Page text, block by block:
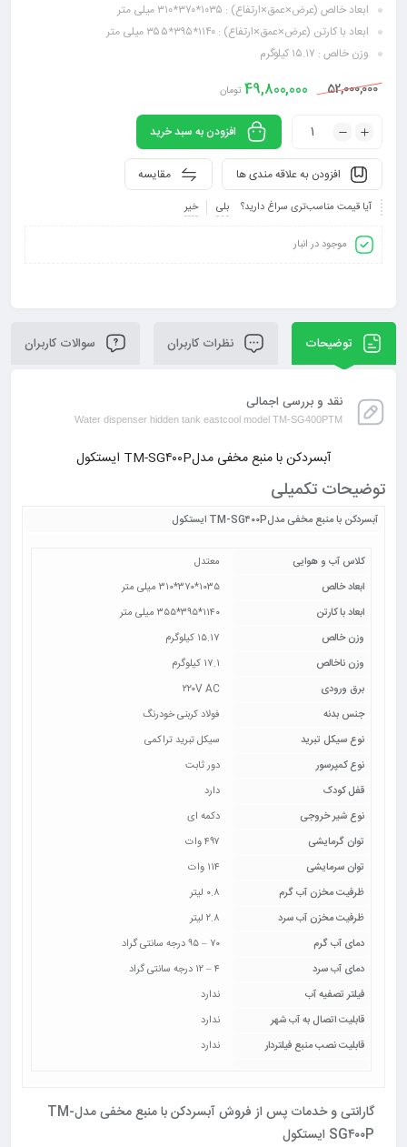
ابعاد خالص (عرض×عمق×ارتفاع) : ۱۰۳۵*۳۷۰*۳۱۰ میلی متر
ابعاد با کارتن (عرض×عمق×ارتفاع) : ۱۱۴۰*۳۹۵*۳۵۵ میلی متر
وزن خالص : ۱۵.۱۷ کیلوگرم
52,000,000
49,800,000 تومان
افزودن به سبد خرید
مقایسه افزودن به علاقه مندی ها
آیا قیمت مناسب‌تری سراغ دارید؟ بلی خیر
موجود در انبار
توضیحات نظرات کاربران سوالات کاربران
نقد و بررسی اجمالی
Water dispenser hidden tank eastcool model TM-SG400PTM
آبسردکن با منبع مخفی مدلTM-SG۴۰۰P ایستکول
توضیحات تکمیلی
آبسردکن با منبع مخفی مدلTM-SG۴۰۰P ایستکول
کلاس آب و هوایی
معتدل
ابعاد خالص
۱۰۳۵*۳۷۰*۳۱۰ میلی متر
ابعاد با کارتن
۱۱۴۰*۳۹۵*۳۵۵ میلی متر
وزن خالص
۱۵.۱۷ کیلوگرم
وزن ناخالص
۱۷.۱ کیلوگرم
برق ورودی
۲۲۰V AC
جنس بدنه
فولاد کربنی خودرنگ
نوع سیکل تبرید
سیکل تبرید تراکمی
نوع کمپرسور
دور ثابت
قفل کودک
دارد
نوع شیر خروجی
دکمه ای
توان گرمایشی
۴۹۷ وات
توان سرمایشی
۱۱۴ وات
ظرفیت مخزن آب گرم
۰.۸ لیتر
ظرفیت مخزن آب سرد
۲.۸ لیتر
دمای آب گرم
۷۰ – ۹۵ درجه سانتی گراد
دمای آب سرد
۴ – ۱۲ درجه سانتی گراد
فیلتر تصفیه آب
ندارد
قابلیت اتصال به آب شهر
ندارد
قابلیت نصب منبع فیلتردار
ندارد
گارانتی و خدمات پس از فروش آبسردکن با منبع مخفی مدلTM-
SG۴۰۰P ایستکول